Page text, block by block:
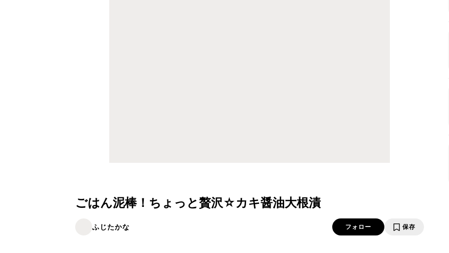
ごはん泥棒！ちょっと贅沢☆カキ醤油大根漬
ふじたかな フォロー 保存